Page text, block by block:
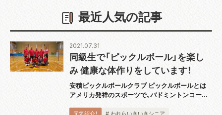
最近人気の記事
同級生で「ピックルボール」を楽し
み 健康な体作りをしています！
安積ピックルボールクラブ ピックルボールとは
アメリカ発祥のスポーツで、バドミントンコート
元気紹介！ # われらいきいきシニア
2021.07.31